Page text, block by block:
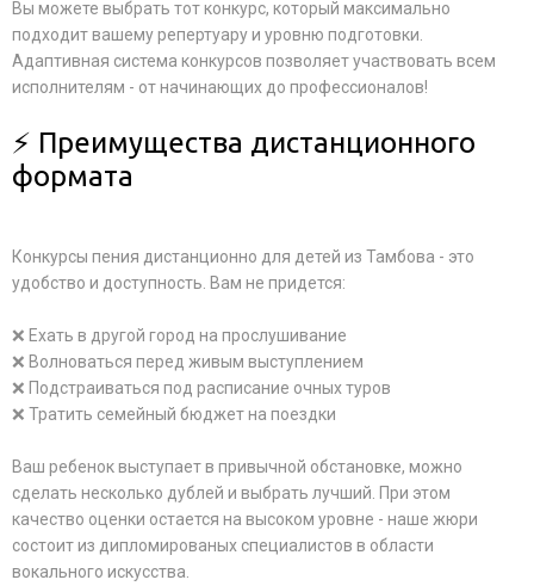
Вы можете выбрать тот конкурс, который максимально
подходит вашему репертуару и уровню подготовки.
Адаптивная система конкурсов позволяет участвовать всем
исполнителям - от начинающих до профессионалов!
⚡ Преимущества дистанционного
формата
Конкурсы пения дистанционно для детей из Тамбова - это
удобство и доступность. Вам не придется:
❌ Ехать в другой город на прослушивание
❌ Волноваться перед живым выступлением
❌ Подстраиваться под расписание очных туров
❌ Тратить семейный бюджет на поездки
Ваш ребенок выступает в привычной обстановке, можно
сделать несколько дублей и выбрать лучший. При этом
качество оценки остается на высоком уровне - наше жюри
состоит из дипломированых специалистов в области
вокального искусства.